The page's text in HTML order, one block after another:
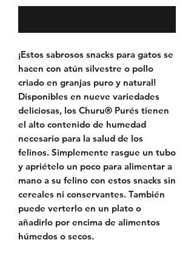
¡Estos sabrosos snacks para gatos se
hacen con atún silvestre o pollo
criado en granjas puro y natural!
Disponibles en nueve variedades
deliciosas, los Churu® Purés tienen
el alto contenido de humedad
necesario para la salud de los
felinos. Simplemente rasgue un tubo
y apriételo un poco para alimentar a
mano a su felino con estos snacks sin
cereales ni conservantes. También
puede verterlo en un plato o
añadirlo por encima de alimentos
húmedos o secos.